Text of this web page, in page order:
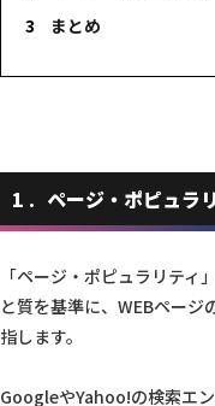
まとめ
1 ページ・ポピュラ
「ページ・ポピュラリテ
と質を基準に、WEBペー
指します。
GoogleやYahoo!の検索エ